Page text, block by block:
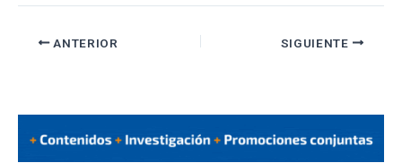
ANTERIOR SIGUIENTE